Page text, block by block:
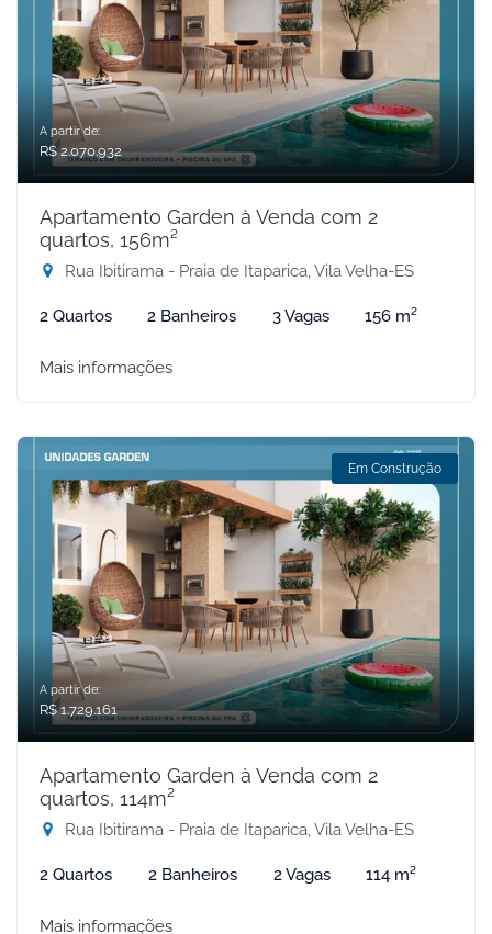
A partir de:
R$ 2.070.932
Apartamento Garden à Venda com 2
quartos, 156m²
Rua Ibitirama - Praia de Itaparica, Vila Velha-ES
2 Quartos 2 Banheiros 3 Vagas 156 m²
Mais informações
Em Construção
A partir de:
R$ 1.729.161
Apartamento Garden à Venda com 2
quartos, 114m²
Rua Ibitirama - Praia de Itaparica, Vila Velha-ES
2 Quartos 2 Banheiros 2 Vagas 114 m²
Mais informações